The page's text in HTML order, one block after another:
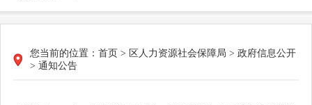
您当前的位置： 首页 > 区人力资源社会保障局 > 政府信息公开
> 通知公告